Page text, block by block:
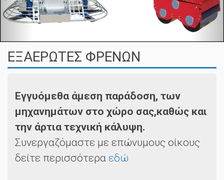
ΕΞΑΕΡΩΤΕΣ ΦΡΕΝΩΝ
Εγγυόμεθα άμεση παράδοση, των
μηχανημάτων στο χώρο σας,καθώς και
την άρτια τεχνική κάλυψη.
Συνεργαζόμαστε με επώνυμους οίκους
δείτε περισσότερα εδώ